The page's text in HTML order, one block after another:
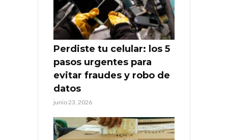
Perdiste tu celular: los 5
pasos urgentes para
evitar fraudes y robo de
datos
junio 23, 2026